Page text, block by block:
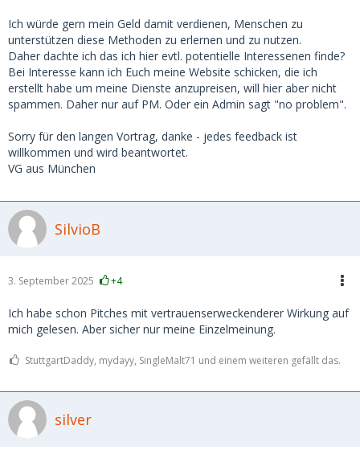
Ich würde gern mein Geld damit verdienen, Menschen zu
unterstützen diese Methoden zu erlernen und zu nutzen.
Daher dachte ich das ich hier evtl. potentielle Interessenen finde?
Bei Interesse kann ich Euch meine Website schicken, die ich
erstellt habe um meine Dienste anzupreisen, will hier aber nicht
spammen. Daher nur auf PM. Oder ein Admin sagt "no problem".
Sorry für den langen Vortrag, danke - jedes feedback ist
willkommen und wird beantwortet.
VG aus München
SilvioB
3. September 2025 +4
Ich habe schon Pitches mit vertrauenserweckenderer Wirkung auf
mich gelesen. Aber sicher nur meine Einzelmeinung.
StuttgartDaddy, mydayy, SingleMalt71 und einem weiteren gefällt das.
silver